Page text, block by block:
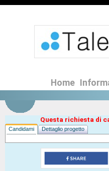
Home
Questa richiesta di
Candidami Dettaglio progetto